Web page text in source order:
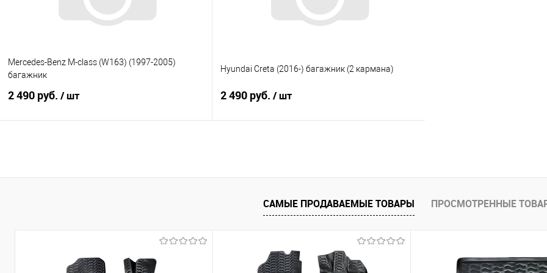
Mercedes-Benz M-class (W163) (1997-2005)
багажник
2 490 руб. / шт
Купить в 1 клик
Сравнение
Hyundai Creta (2016-) багажник (2 кармана)
2 490 руб. / шт
Купить в 1 клик
Сравнение
В избранное
Под заказ
САМЫЕ ПРОДАВАЕМЫЕ ТОВАРЫ ПРОСМОТРЕННЫЕ